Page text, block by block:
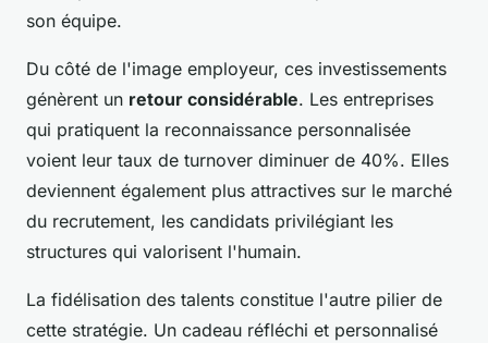
son équipe.
Du côté de l'image employeur, ces investissements
génèrent un retour considérable. Les entreprises
qui pratiquent la reconnaissance personnalisée
voient leur taux de turnover diminuer de 40%. Elles
deviennent également plus attractives sur le marché
du recrutement, les candidats privilégiant les
structures qui valorisent l'humain.
La fidélisation des talents constitue l'autre pilier de
cette stratégie. Un cadeau réfléchi et personnalisé